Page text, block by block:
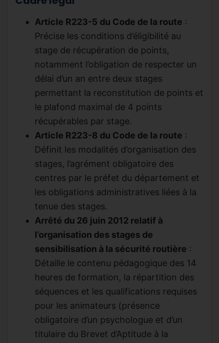
Article R223-5 du Code de la route :
Précise les conditions d’éligibilité au
stage de récupération de points,
notamment l’obligation de respecter un
délai d’un an entre deux stages
permettant la reconstitution de points et
le plafond maximal de 4 points
récupérables par stage.
Article R223-8 du Code de la route :
Définit les modalités d’organisation des
stages, l’agrément obligatoire des
centres par le préfet du département et
les obligations administratives liées à la
tenue des stages.
Arrêté du 26 juin 2012 relatif à
l’organisation des stages de
sensibilisation à la sécurité routière :
Détaille le contenu pédagogique des 14
heures de formation, la répartition des
séquences et les qualifications requises
pour les animateurs (présence
obligatoire d’un psychologue et d’un
titulaire du Brevet d’Aptitude à la